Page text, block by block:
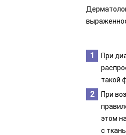
При
такой
При
этом
с